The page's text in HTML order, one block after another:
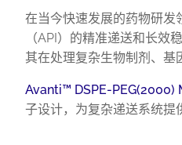
在当今快速发展的药物研发
（API）的精准递送和长效
其在处理复杂生物制剂、基
Avanti™ DSPE-PEG(2000)
子设计，为复杂递送系统提